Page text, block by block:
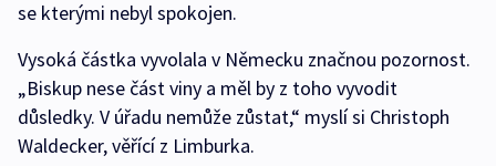
se kterými nebyl spokojen.
Vysoká částka vyvolala v Německu značnou pozornost.
„Biskup nese část viny a měl by z toho vyvodit
důsledky. V úřadu nemůže zůstat,“ myslí si Christoph
Waldecker, věřící z Limburka.